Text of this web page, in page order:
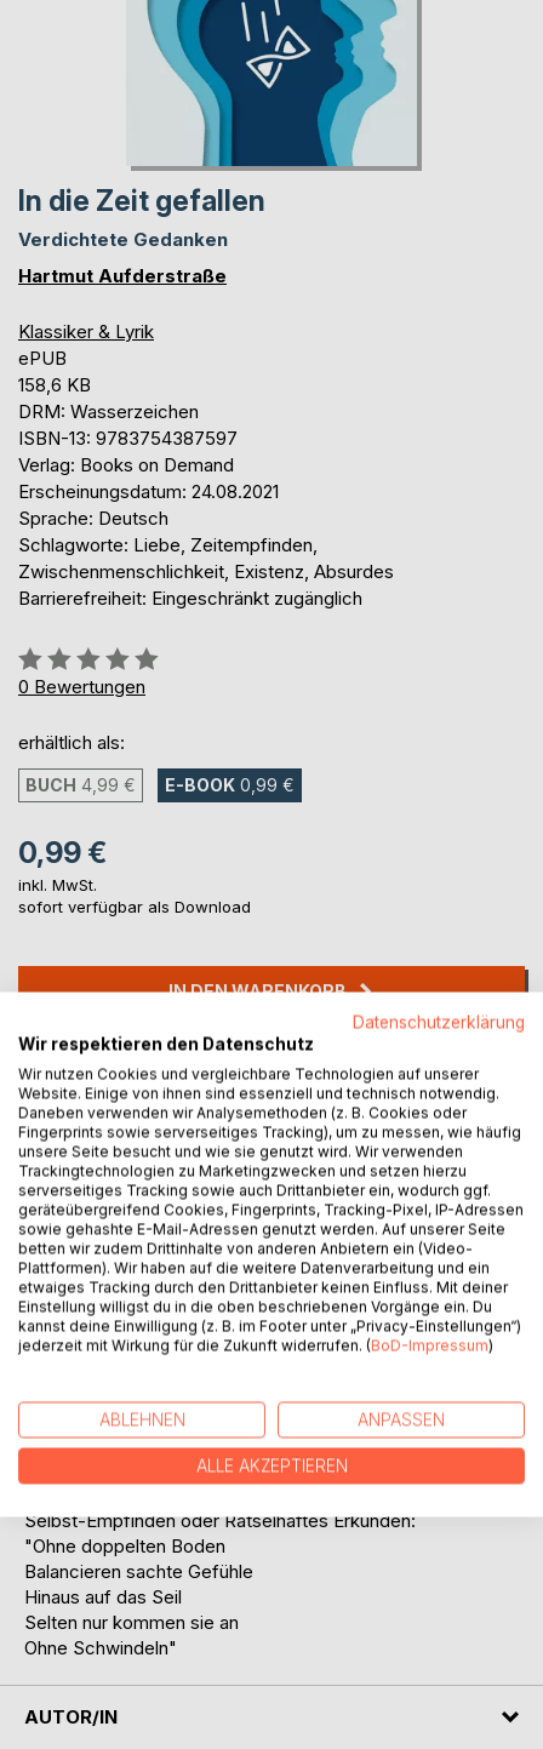
In die Zeit gefallen
Verdichtete Gedanken
Hartmut Aufderstraße
Klassiker & Lyrik
ePUB
158,6 KB
DRM: Wasserzeichen
ISBN-13: 9783754387597
Verlag: Books on Demand
Erscheinungsdatum: 24.08.2021
Sprache: Deutsch
Schlagworte: Liebe, Zeitempfinden,
Zwischenmenschlichkeit, Existenz, Absurdes
Barrierefreiheit: Eingeschränkt zugänglich
Bewertung::
0%
0 Bewertungen
erhältlich als:
BUCH 4,99 € E-BOOK 0,99 €
0,99 €
inkl. MwSt.
sofort verfügbar als Download
IN DEN WARENKORB
Auf die Merkliste
Titel bewerten
BESCHREIBUNG
Der Autor, sonst eher mit Sprachlehrkwerken beschäftigt,
autobiografisch zu verstehen, aber durch Erlebnisse und
Erfahrungen angestoßen. Von ernst bis bitter, heiter und
leichtfüßig bis ironisch oder doppelbödig: Die
Selbst-Empfinden oder Rätselhaftes Erkunden:
"Ohne doppelten Boden
Balancieren sachte Gefühle
Hinaus auf das Seil
Selten nur kommen sie an
Ohne Schwindeln"
AUTOR/IN
Datenschutzerklärung
Wir respektieren den Datenschutz
Wir nutzen Cookies und vergleichbare Technologien auf unserer
Website. Einige von ihnen sind essenziell und technisch notwendig.
Daneben verwenden wir Analysemethoden (z. B. Cookies oder
Fingerprints sowie serverseitiges Tracking), um zu messen, wie häufig
unsere Seite besucht und wie sie genutzt wird. Wir verwenden
Trackingtechnologien zu Marketingzwecken und setzen hierzu
serverseitiges Tracking sowie auch Drittanbieter ein, wodurch ggf.
geräteübergreifend Cookies, Fingerprints, Tracking-Pixel, IP-Adressen
sowie gehashte E-Mail-Adressen genutzt werden. Auf unserer Seite
betten wir zudem Drittinhalte von anderen Anbietern ein (Video-
Plattformen). Wir haben auf die weitere Datenverarbeitung und ein
etwaiges Tracking durch den Drittanbieter keinen Einfluss. Mit deiner
Einstellung willigst du in die oben beschriebenen Vorgänge ein. Du
kannst deine Einwilligung (z. B. im Footer unter „Privacy-Einstellungen“)
jederzeit mit Wirkung für die Zukunft widerrufen. (BoD-Impressum)
ABLEHNEN ANPASSEN
ALLE AKZEPTIEREN